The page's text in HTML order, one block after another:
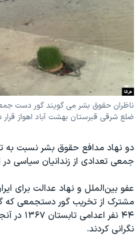
فرهنگ و زندگی
حقوق شهروندی
اقتصادی
علم و فناوری
اسرائیل در جنگ
آرشیو پخش زنده
مستندها
انتخابات ریاست جمهوری آمریکا ۲۰۲۴
حمله جمهوری اسلامی به اسرائیل
رمز مهسا
ورزش زنان در ایران
اعتراضات زن، زندگی، آزادی
مجموعه مستندهای دادخواهی
دادگاه حمید نوری
قانون شفافیت دارائی کادر رهبری ایران
اعتراضات مردمی آبان ۹۸
اسرائیل در جنگ
دنبال کنید
زبانهای مختلف
ناظران حقوق بشر می گویند گور دست
ضلع شرقی قبرستان بهشت آباد اهواز قرار
دو نهاد مدافع حقوق بشر نسبت به
جمعی تعدادی از زندانیان سیاسی در
عفو بین‌الملل و نهاد عدالت برای
مشترک از تخریب گور دستجمعی که
۴۴ نفر
نگرانی کردند.